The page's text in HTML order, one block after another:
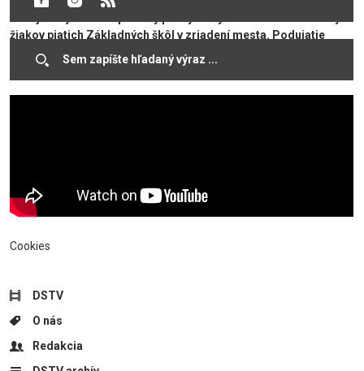
žiakov piatich Základných škôl v zriadení mesta. Podujatie
prinášame pomocou výberu záberov bez komentára.
Cookies
DSTV
O nás
Redakcia